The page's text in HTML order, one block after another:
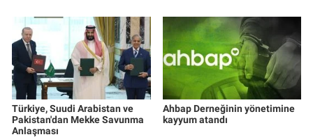
Türkiye, Suudi Arabistan ve
Pakistan'dan Mekke Savunma
Anlaşması
Ahbap Derneğinin yönetimine
kayyum atandı